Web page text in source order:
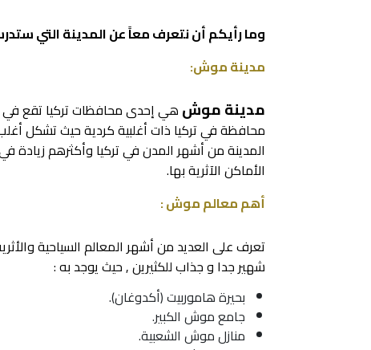
وما رأيكم أن نتعرف معاً عن المدينة التي
مدينة موش:
مدينة موش
محافظة في تركيا ذات أغلبية كردية حيث تشكل
المدينة من أشهر المدن في تركيا وأكثرهم زيادة
الأماكن الآثرية بها.
أهم معالم موش :
تعرف على العديد من أشهر المعالم السياحية
شهير جدا و جذاب للكثيرين , حيث يوجد به :
بحيرة هاموربيت (أكدوغان).
جامع موش الكبير.
منازل موش الشعبية.